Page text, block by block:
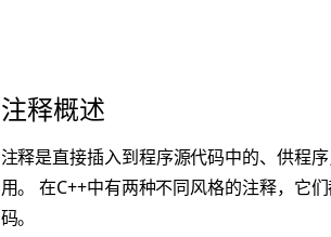
注释概述
注释是直接插入到程序源代码中的、供程
用。 在C++中有两种不同风格的注释，它
码。